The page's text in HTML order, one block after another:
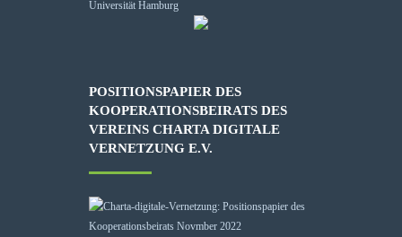
POSITIONSPAPIER DES
KOOPERATIONSBEIRATS DES
VEREINS CHARTA DIGITALE
VERNETZUNG E.V.